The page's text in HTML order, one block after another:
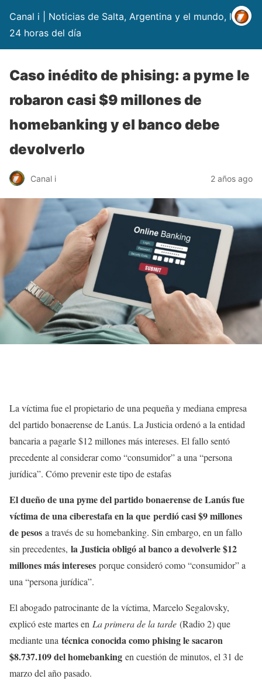
Canal i | Noticias de Salta, Argentina y el mundo, las
24 horas del día
Caso inédito de phising: a pyme le
robaron casi $9 millones de
homebanking y el banco debe
devolverlo
Canal i 2 años ago
La víctima fue el propietario de una pequeña y mediana empresa
del partido bonaerense de Lanús. La Justicia ordenó a la entidad
bancaria a pagarle $12 millones más intereses. El fallo sentó
precedente al considerar como “consumidor” a una “persona
jurídica”. Cómo prevenir este tipo de estafas
El dueño de una pyme del partido bonaerense de Lanús fue
víctima de una ciberestafa en la que perdió casi $9 millones
de pesos a través de su homebanking. Sin embargo, en un fallo
sin precedentes, la Justicia obligó al banco a devolverle $12
millones más intereses porque consideró como “consumidor” a
una “persona jurídica”.
El abogado patrocinante de la víctima, Marcelo Segalovsky,
explicó este martes en La primera de la tarde (Radio 2) que
mediante una técnica conocida como phising le sacaron
$8.737.109 del homebanking en cuestión de minutos, el 31 de
marzo del año pasado.